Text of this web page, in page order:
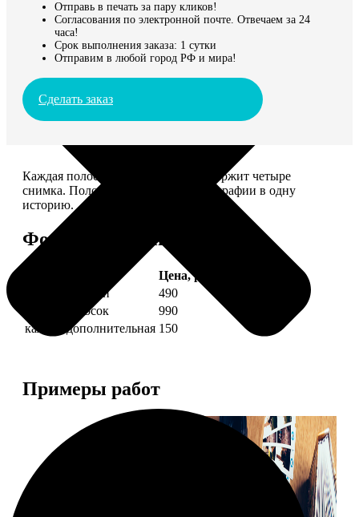
Отправь в печать за пару кликов!
Согласования по электронной почте. Отвечаем за 24
часа!
Срок выполнения заказа: 1 сутки
Отправим в любой город РФ и мира!
Сделать заказ
Каждая полоска размером 5*20 содержит четыре
снимка. Полоски объединяют фотографии в одну
историю.
Форматы и цены
Цена, руб.
4 фото полоски
490
8 фото полосок
990
каждая дополнительная 150
Примеры работ